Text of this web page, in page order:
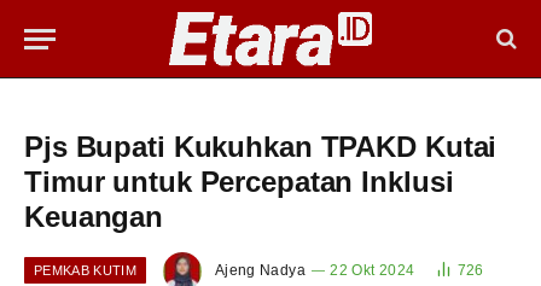
Pjs Bupati Kukuhkan TPAKD Kutai
Timur untuk Percepatan Inklusi
Keuangan
PEMKAB KUTIM Ajeng Nadya 22 Okt 2024 726